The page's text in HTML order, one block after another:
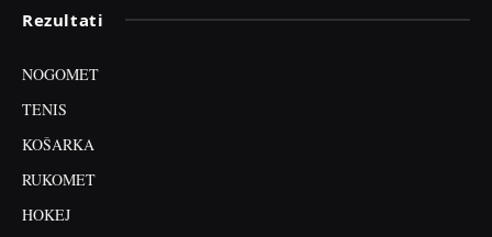
Rezultati
NOGOMET
TENIS
KOŠARKA
RUKOMET
HOKEJ